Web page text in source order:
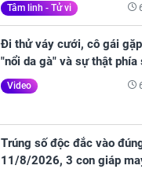
Tâm linh - Tử vi
Đi thử váy cưới, cô gái
"nổi da gà" và sự thật phía
Video
Trúng số độc đắc vào
11/8/2026, 3 con giáp